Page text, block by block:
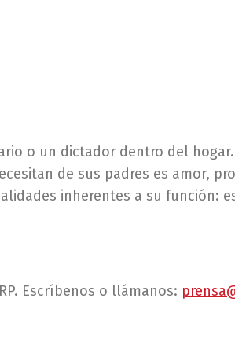
o un dictador dentro del hogar.
de sus padres es amor,
inherentes a su función:
Escríbenos o llámanos: